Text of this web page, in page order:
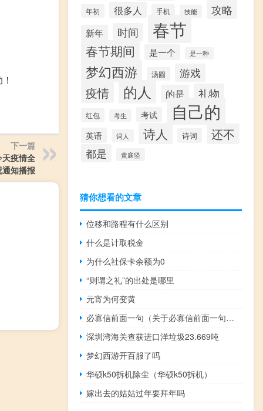
下一篇
疫情全
知播报
年初 很多人 手机 技能 攻略
新年 时间 春节
春节期间 是一个 是一种
梦幻西游 汤圆 游戏
疫情 的人 的是 礼物
红包 考生 考试 自己的
英语 词人 诗人 诗词 还不
都是 黄庭坚
猜你想看的文章
位移和路程有什么区别
什么是计取税金
为什么社保卡余额为0
“则谓之礼”的出处是哪里
元宵为何变黄
必寡信前面一句（关于必寡信前面一句的介绍）
深圳湾海关查获进口洋垃圾23.669吨
梦幻西游开百服了吗
华硕k50拆机除尘（华硕k50拆机）
嫁出去的姑姑过年要拜年吗